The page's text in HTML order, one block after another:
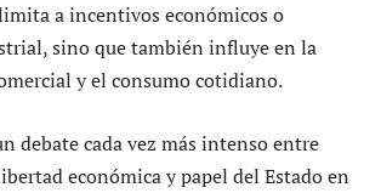
a incentivos económicos o
sino que también influye en la
y el consumo cotidiano.
debate cada vez más intenso entre
económica y papel del Estado en